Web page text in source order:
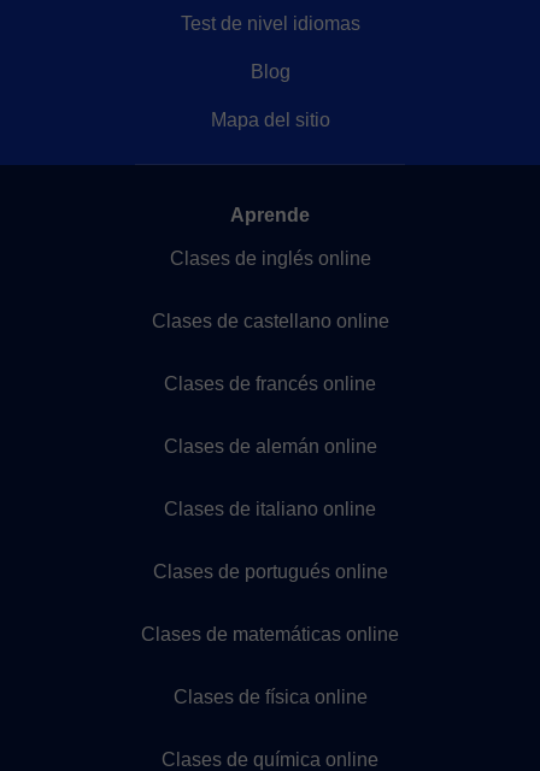
Test de nivel idiomas
Blog
Mapa del sitio
Aprende
Clases de inglés online
Clases de castellano online
Clases de francés online
Clases de alemán online
Clases de italiano online
Clases de portugués online
Clases de matemáticas online
Clases de física online
Clases de química online